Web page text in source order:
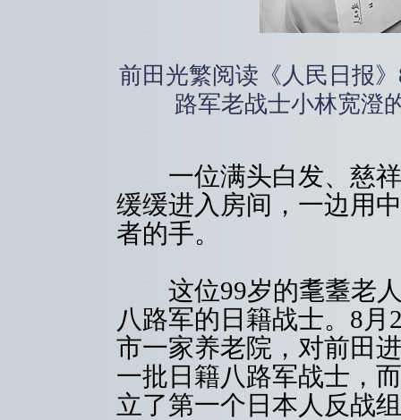
前田光繁阅读《人民日报
路军老战士小林宽
一位满头白发、慈祥
缓缓进入房间，一边用
者的手。
这位99岁的耄耋老人
八路军的日籍战士。8
市一家养老院，对前田
一批日籍八路军战士，
立了第一个日本人反战